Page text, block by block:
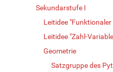
Sekundarstufe I
Leitidee
Leitidee "Zahl-
Geometrie
Satzgruppe des